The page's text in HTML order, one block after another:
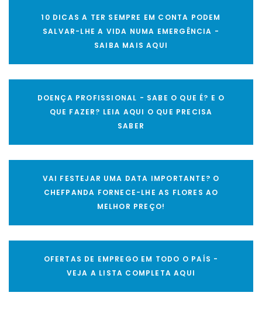
10 DICAS A TER SEMPRE EM CONTA PODEM
SALVAR-LHE A VIDA NUMA EMERGÊNCIA -
SAIBA MAIS AQUI
DOENÇA PROFISSIONAL - SABE O QUE É? E O
QUE FAZER? LEIA AQUI O QUE PRECISA
SABER
VAI FESTEJAR UMA DATA IMPORTANTE? O
CHEFPANDA FORNECE-LHE AS FLORES AO
MELHOR PREÇO!
OFERTAS DE EMPREGO EM TODO O PAÍS -
VEJA A LISTA COMPLETA AQUI